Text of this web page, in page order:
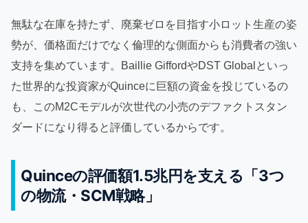
無駄な在庫を持たず、廃棄ゼロを目指す小ロット生産の姿
勢が、価格面だけでなく倫理的な側面からも消費者の強い
支持を集めています。Baillie GiffordやDST Globalといっ
た世界的な投資家がQuinceに巨額の資金を投じているの
も、このM2Cモデルが次世代の小売のデファクトスタン
ダードになり得ると評価しているからです。
Quinceの評価額1.5兆円を支える「3つ
の物流・SCM戦略」